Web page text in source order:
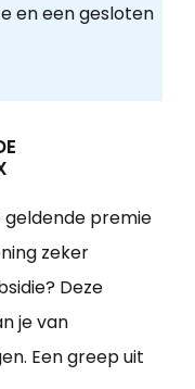
en een gesloten
geldende premie
zeker
Deze
je van
Een greep uit